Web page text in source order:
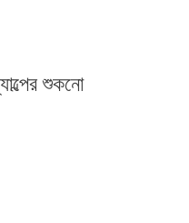
শুকনো